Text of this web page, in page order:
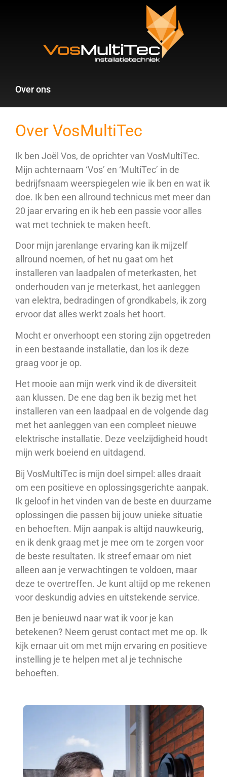
Over ons
Over VosMultiTec
Ik ben Joël Vos, de oprichter van VosMultiTec.
Mijn achternaam ‘Vos’ en ‘MultiTec’ in de
bedrijfsnaam weerspiegelen wie ik ben en wat ik
doe. Ik ben een allround technicus met meer dan
20 jaar ervaring en ik heb een passie voor alles
wat met techniek te maken heeft.
Door mijn jarenlange ervaring kan ik mijzelf
allround noemen, of het nu gaat om het
installeren van laadpalen of meterkasten, het
onderhouden van je meterkast, het aanleggen
van elektra, bedradingen of grondkabels, ik zorg
ervoor dat alles werkt zoals het hoort.
Mocht er onverhoopt een storing zijn opgetreden
in een bestaande installatie, dan los ik deze
graag voor je op.
Het mooie aan mijn werk vind ik de diversiteit
aan klussen. De ene dag ben ik bezig met het
installeren van een laadpaal en de volgende dag
met het aanleggen van een compleet nieuwe
elektrische installatie. Deze veelzijdigheid houdt
mijn werk boeiend en uitdagend.
Bij VosMultiTec is mijn doel simpel: alles draait
om een positieve en oplossingsgerichte aanpak.
Ik geloof in het vinden van de beste en duurzame
oplossingen die passen bij jouw unieke situatie
en behoeften. Mijn aanpak is altijd nauwkeurig,
en ik denk graag met je mee om te zorgen voor
de beste resultaten. Ik streef ernaar om niet
alleen aan je verwachtingen te voldoen, maar
deze te overtreffen. Je kunt altijd op me rekenen
voor deskundig advies en uitstekende service.
Ben je benieuwd naar wat ik voor je kan
betekenen? Neem gerust contact met me op. Ik
kijk ernaar uit om met mijn ervaring en positieve
instelling je te helpen met al je technische
behoeften.